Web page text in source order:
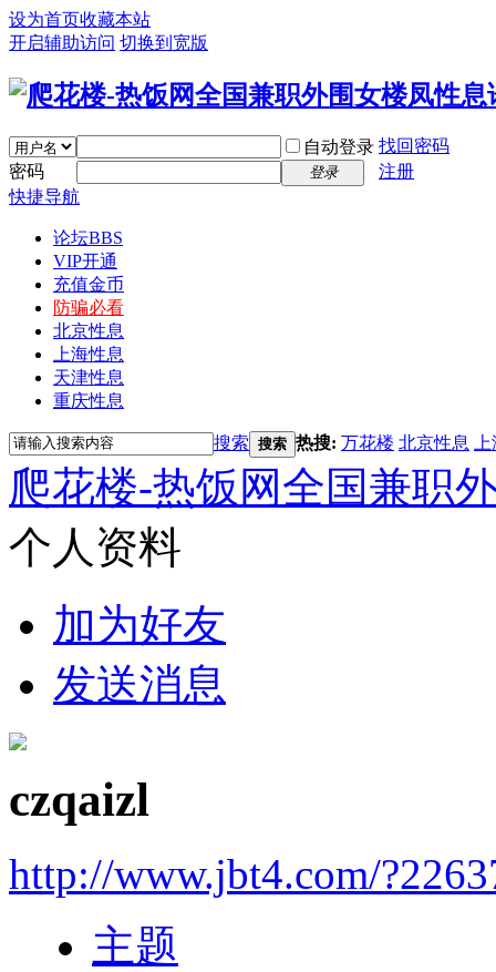
设为首页收藏本站
开启辅助访问 切换到宽版
自动登录 找回密码
密码
登录
注册
快捷导航
论坛BBS
VIP开通
充值金币
防骗必看
北京性息
上海性息
天津性息
重庆性息
搜索 搜索 热搜: 万花楼 北京性息
爬花楼-热饭网全国兼职
个人资料
加为好友
发送消息
czqaizl
http://www.jbt4.com/
主题